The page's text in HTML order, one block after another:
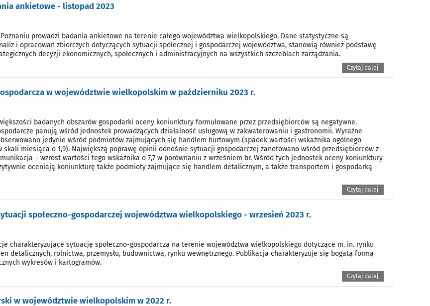
ankietowe - listopad 2023
prowadzi badania ankietowe na terenie całego województwa wielkopolskiego. Dane statystyczne są
i opracowań zbiorczych dotyczących sytuacji społecznej i gospodarczej województwa, stanowią również podstawę
decyzji ekonomicznych, społecznych i administracyjnych na wszystkich szczeblach zarządzania.
Czytaj dalej
w województwie wielkopolskim w październiku 2023 r.
badanych obszarów gospodarki oceny koniunktury formułowane przez przedsiębiorców są negatywne.
panują wśród jednostek prowadzących działalność usługową w zakwaterowaniu i gastronomii. Wyraźne
jedynie wśród podmiotów zajmujących się handlem hurtowym (spadek wartości wskaźnika ogólnego
skali miesiąca o 1,9). Największą poprawę opinii odnośnie sytuacji gospodarczej zanotowano wśród przedsiębiorców z
– wzrost wartości tego wskaźnika o 7,7 w porównaniu z wrześniem br. Wśród tych jednostek oceny koniunktury
oceniają koniunkturę także podmioty zajmujące się handlem detalicznym, a także transportem i gospodarką
Czytaj dalej
społeczno-gospodarczej województwa wielkopolskiego - wrzesień 2023 r.
charakteryzujące sytuację społeczno-gospodarczą na terenie województwa wielkopolskiego dotyczące m. in. rynku
detalicznych, rolnictwa, przemysłu, budownictwa, rynku wewnętrznego. Publikacja charakteryzuje się bogatą formą
wykresów i kartogramów.
Czytaj dalej
w województwie wielkopolskim w 2022 r.